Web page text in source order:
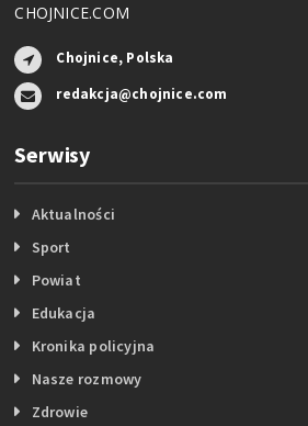
CHOJNICE.COM
Chojnice, Polska
redakcja@chojnice.com
Serwisy
Aktualności
Sport
Powiat
Edukacja
Kronika policyjna
Nasze rozmowy
Zdrowie